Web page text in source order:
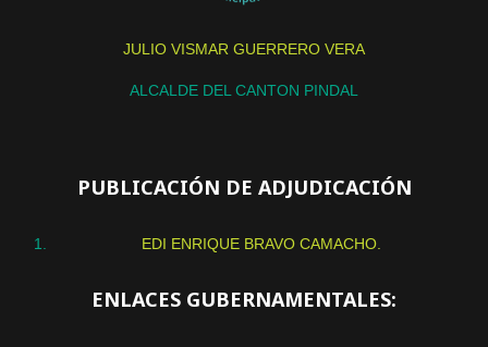
JULIO VISMAR GUERRERO VERA
ALCALDE DEL CANTON PINDAL
PUBLICACIÓN DE ADJUDICACIÓN
EDI ENRIQUE BRAVO CAMACHO.
ENLACES GUBERNAMENTALES: